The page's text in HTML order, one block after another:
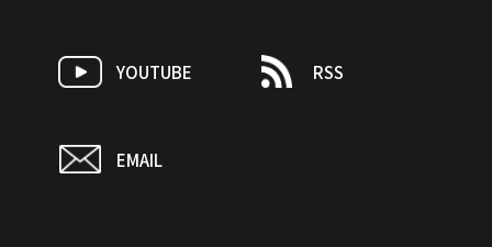
YOUTUBE RSS
EMAIL